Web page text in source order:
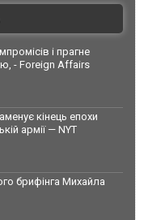
і прагне
- Foreign Affairs
кінець епохи
армії — NYT
брифінга Михайла